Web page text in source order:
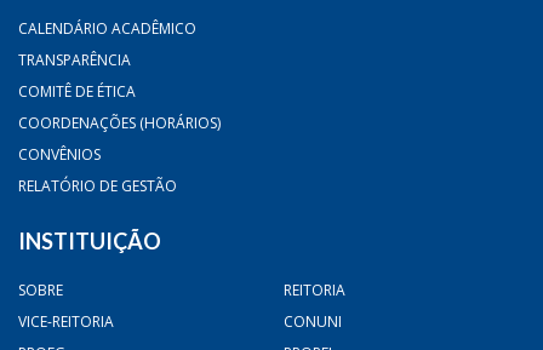
CALENDÁRIO ACADÊMICO
TRANSPARÊNCIA
COMITÊ DE ÉTICA
COORDENAÇÕES (HORÁRIOS)
CONVÊNIOS
RELATÓRIO DE GESTÃO
INSTITUIÇÃO
SOBRE
REITORIA
VICE-REITORIA
CONUNI